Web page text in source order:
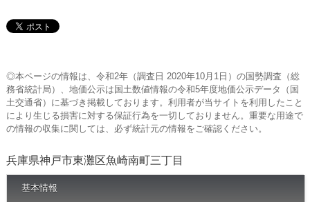
◎本ページの情報は、令和2年（調査日 2020年10月1日）の国勢調査（総
務省統計局）、地価公示は国土数値情報の令和5年度地価公示データ（国
土交通省）に基づき掲載しております。利用者が当サイトを利用したこと
により生じる損害に対する保証行為を一切しておりません。重要な用途で
の情報の収集に関しては、必ず統計元の情報をご確認ください。
兵庫県神戸市東灘区魚崎南町三丁目
基本情報